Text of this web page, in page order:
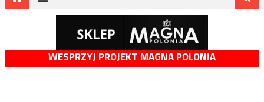
WESPRZYJ PROJEKT MAGNA POLONIA